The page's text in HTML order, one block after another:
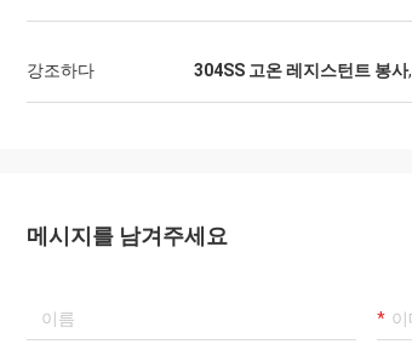
강조하다 304SS 고온 레지스턴트 봉사,
메시지를 남겨주세요